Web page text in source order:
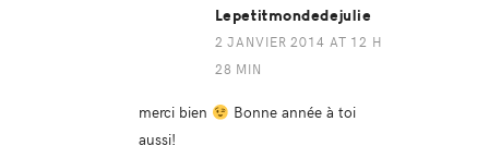
Lepetitmondedejulie
2 JANVIER 2014 AT 12 H
28 MIN
merci bien
Bonne année à toi
aussi!